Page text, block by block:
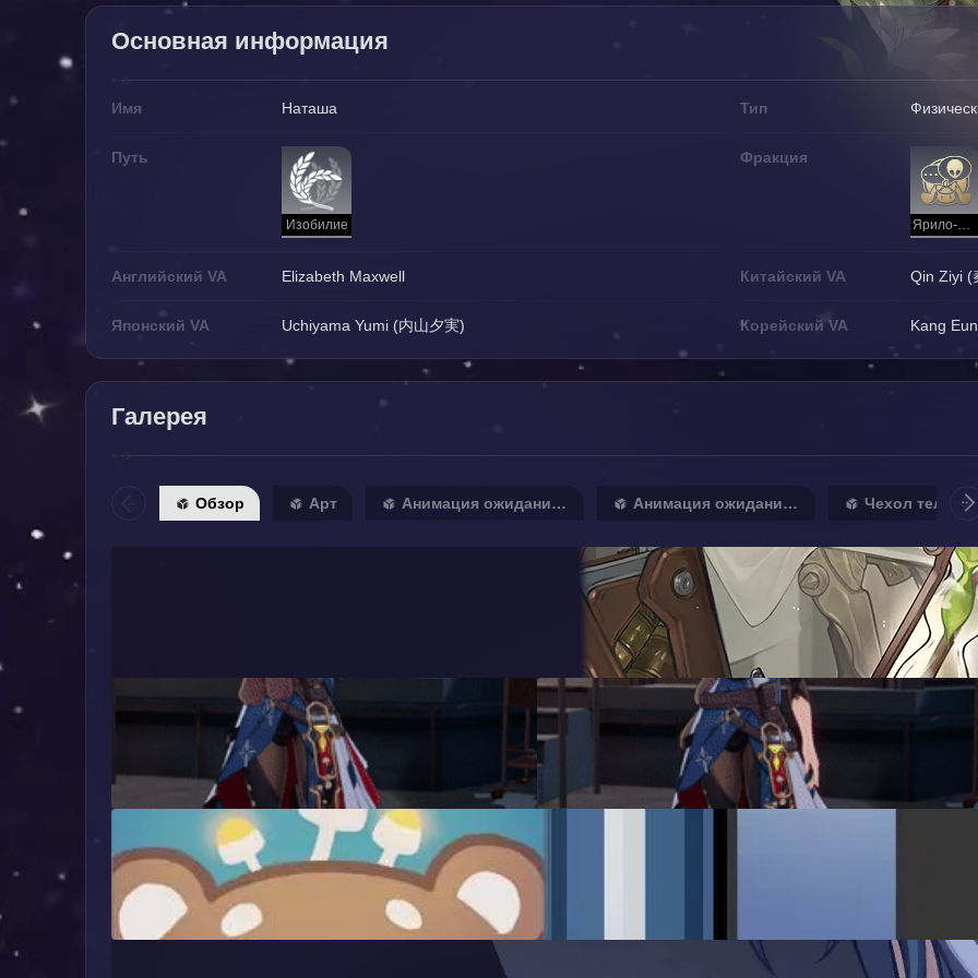
Основная информация
Имя Наташа Тип
Путь
Изобилие
Фракция
Ярило-VI (локация)
Английский VA Elizabeth Maxwell Китайский VA Qin Ziyi (
Японский VA Uchiyama Yumi (内山夕実) Корейский VA Kang
Галерея
Обзор Арт Анимация ожидания 1 Анимация ожидания 2 Чехол